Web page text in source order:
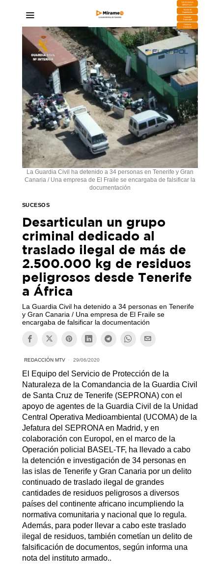
DESCARGA
MIRAPLAY
Buzón de
Sugerencias
Contratar
Publicidad
Contacto
Comercial
La Guardia Civil ha detenido a 34 personas en Tenerife y Gran
Canaria / Una empresa de El Fraile se encargaba de falsificar la
documentación
SUCESOS
Desarticulan un grupo
criminal dedicado al
traslado ilegal de más de
2.500.000 kg de residuos
peligrosos desde Tenerife
a África
La Guardia Civil ha detenido a 34 personas en Tenerife
y Gran Canaria / Una empresa de El Fraile se
encargaba de falsificar la documentación
REDACCIÓN MTV 29/06/2020
El Equipo del Servicio de Protección de la
Naturaleza de la Comandancia de la Guardia Civil
de Santa Cruz de Tenerife (SEPRONA) con el
apoyo de agentes de la Guardia Civil de la Unidad
Central Operativa Medioambiental (UCOMA) de la
Jefatura del SEPRONA en Madrid, y en
colaboración con Europol, en el marco de la
Operación policial BASEL-TF, ha llevado a cabo
la detención e investigación de 34 personas en
las islas de Tenerife y Gran Canaria por un delito
continuado de traslado ilegal de grandes
cantidades de residuos peligrosos a diversos
países del continente africano incumpliendo la
normativa comunitaria y nacional que lo regula.
Además, para poder llevar a cabo este traslado
ilegal de residuos, también cometían un delito de
falsificación de documentos, según informa una
nota del instituto armado..